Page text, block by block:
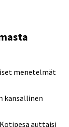
menetelmät
kansallinen
auttaisi